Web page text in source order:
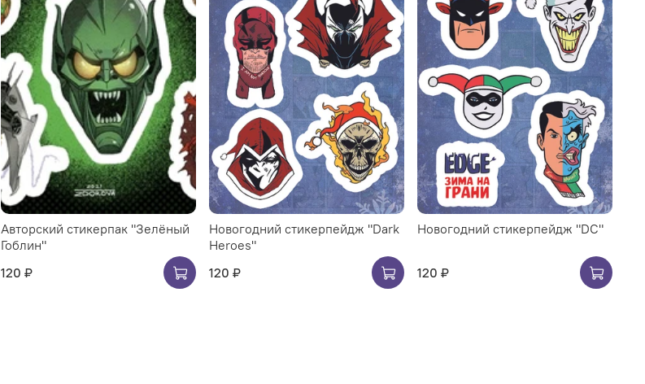
Авторский стикерпак "Зелёный
Гоблин"
120 ₽
Новогодний стикерпейдж "Dark
Heroes"
120 ₽
Новогодний стикерпейдж "DC"
120 ₽